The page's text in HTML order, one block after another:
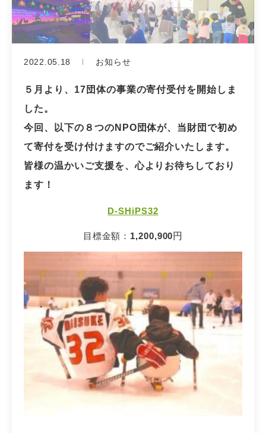
2022.05.18 お知らせ
５月より、17団体の事業の寄付受付を開始しま
した。
今回、以下の８つのNPO団体が、当財団で初め
て寄付を受け付けますのでご紹介いたします。
皆様の温かいご支援を、心よりお待ちしており
ます！
D-SHiPS32
目標金額： 1,200,900円